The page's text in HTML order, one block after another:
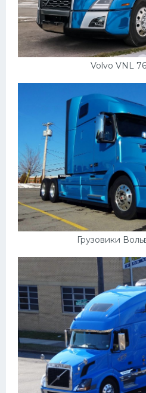
Volvo VNL
Грузовики